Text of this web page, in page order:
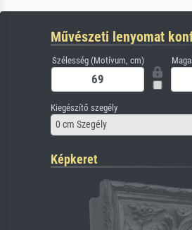
Művészeti lenyomat
Szélesség (Motívum, cm)
Kiegészítő szegély
0 cm Szegély
Képkeret